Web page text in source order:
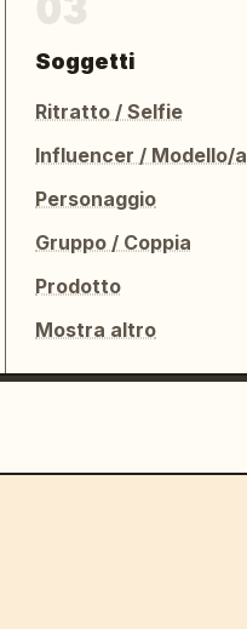
Soggetti
Ritratto / Selfie
Influencer / Modello/a
Personaggio
Gruppo / Coppia
Prodotto
Mostra altro